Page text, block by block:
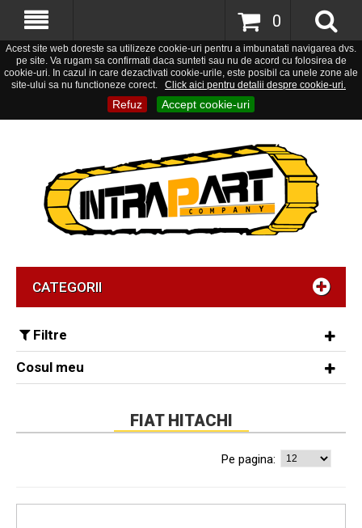
Acest site web doreste sa utilizeze cookie-uri pentru a imbunatati navigarea dvs.
pe site. Va rugam sa confirmati daca sunteti sau nu de acord cu folosirea de
cookie-uri. In cazul in care dezactivati cookie-urile, este posibil ca unele zone ale
site-ului sa nu functioneze corect.
Click aici pentru detalii despre cookie-uri.
Refuz Accept cookie-uri
0
CATEGORII
Filtre
Cosul meu
FIAT HITACHI
Pe pagina: